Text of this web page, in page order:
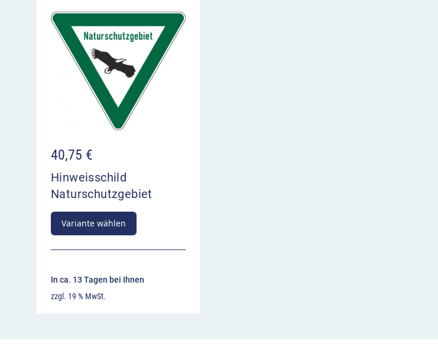
40,75 €
Hinweisschild
Naturschutzgebiet
Variante wählen
In ca. 13 Tagen bei Ihnen
zzgl. 19 % MwSt.